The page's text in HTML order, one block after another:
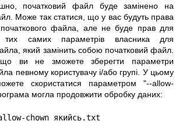
початковий файл буде замінено на
Може так статися, що у вас будуть права
файла, але не буде прав для
тих самих параметрів власника для
який замінить собою початковий файл.
ви не зможете зберегти параметри
певному користувачу і/або групі. У цьому
скористатися параметром "--allow-
могла продовжити обробку даних: